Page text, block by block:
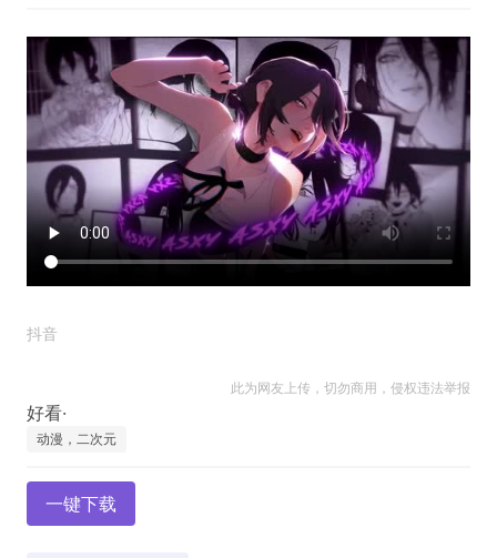
抖音
此为网友上传，切勿商用，侵权违法举报
动漫，二次元
一键下载